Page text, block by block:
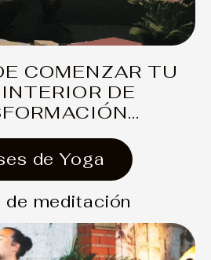
COMENZAR TU
DE
de Yoga
de meditación